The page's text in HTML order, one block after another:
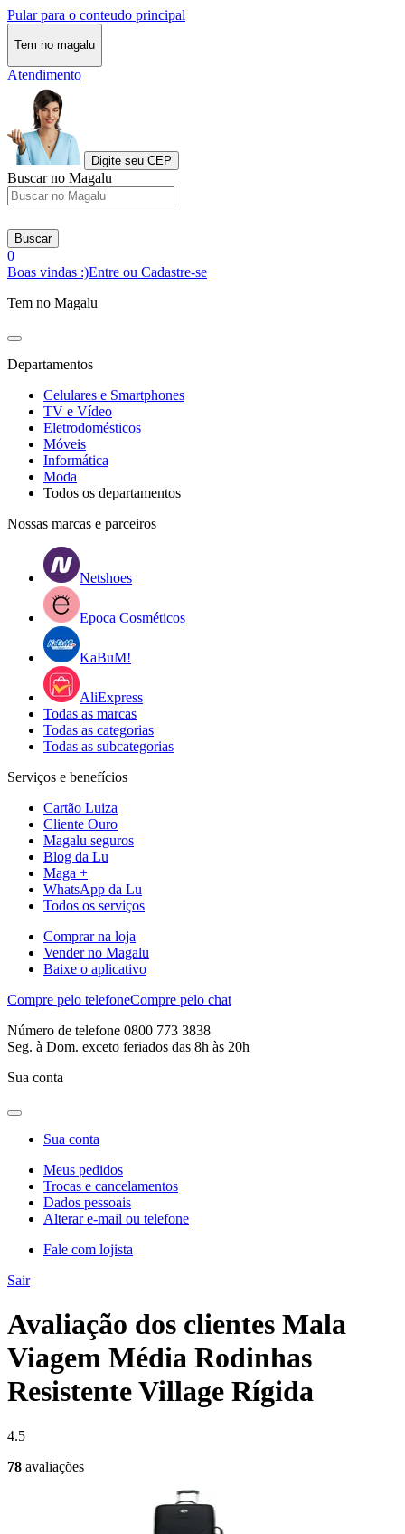
Pular para o conteudo principal
Tem no magalu
Atendimento
Digite seu CEP
Buscar no Magalu
Buscar
0
Boas vindas :)Entre ou Cadastre-se
Tem no Magalu
Departamentos
Celulares e Smartphones
TV e Vídeo
Eletrodomésticos
Móveis
Informática
Moda
Todos os departamentos
Nossas marcas e parceiros
Netshoes
Epoca Cosméticos
KaBuM!
AliExpress
Todas as marcas
Todas as categorias
Todas as subcategorias
Serviços e benefícios
Cartão Luiza
Cliente Ouro
Magalu seguros
Blog da Lu
Maga +
WhatsApp da Lu
Todos os serviços
Comprar na loja
Vender no Magalu
Baixe o aplicativo
Compre pelo telefoneCompre pelo chat
Número de telefone 0800 773 3838
Seg. à Dom. exceto feriados das 8h às 20h
Sua conta
Sua conta
Meus pedidos
Trocas e cancelamentos
Dados pessoais
Alterar e-mail ou telefone
Fale com lojista
Sair
Avaliação dos clientes Mala
Viagem Média Rodinhas
Resistente Village Rígida
4.5
78 avaliações